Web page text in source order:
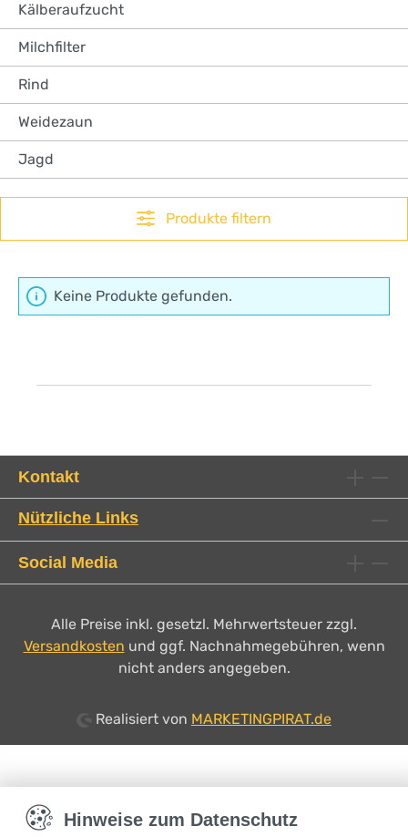
Kälberaufzucht
Milchfilter
Rind
Weidezaun
Jagd
Produkte filtern
Keine Produkte gefunden.
Kontakt
Nützliche Links
Social Media
Alle Preise inkl. gesetzl. Mehrwertsteuer zzgl.
Versandkosten und ggf. Nachnahmegebühren, wenn
nicht anders angegeben.
Realisiert von MARKETINGPIRAT.de
Hinweise zum Datenschutz